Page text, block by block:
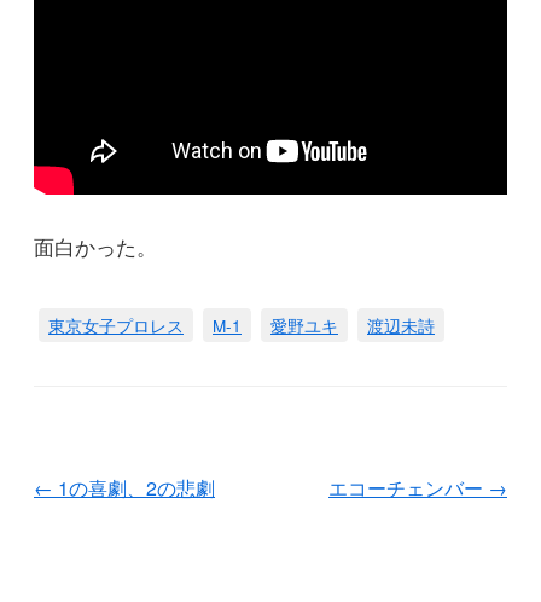
面白かった。
東京女子プロレス M-1 愛野ユキ 渡辺未詩
← 1の喜劇、2の悲劇 エコーチェンバー →